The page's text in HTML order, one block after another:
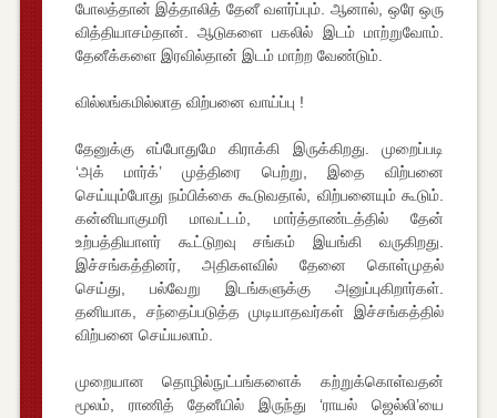
போலத்தான் இத்தாலித் தேனீ வளர்ப்பும். ஆனால், ஒரே ஒரு
வித்தியாசம்தான். ஆடுகளை பகலில் இடம் மாற்றுவோம்.
தேனீக்களை இரவில்தான் இடம் மாற்ற வேண்டும்.
வில்லங்கமில்லாத விற்பனை வாய்ப்பு !
தேனுக்கு எப்போதுமே கிராக்கி இருக்கிறது. முறைப்படி
‘அக் மார்க்’ முத்திரை பெற்று, இதை விற்பனை
செய்யும்போது நம்பிக்கை கூடுவதால், விற்பனையும் கூடும்.
கன்னியாகுமரி மாவட்டம், மார்த்தாண்டத்தில் தேன்
உற்பத்தியாளர் கூட்டுறவு சங்கம் இயங்கி வருகிறது.
இச்சங்கத்தினர், அதிகளவில் தேனை கொள்முதல்
செய்து, பல்வேறு இடங்களுக்கு அனுப்புகிறார்கள்.
தனியாக, சந்தைப்படுத்த முடியாதவர்கள் இச்சங்கத்தில்
விற்பனை செய்யலாம்.
முறையான தொழில்நுட்பங்களைக் கற்றுக்கொள்வதன்
மூலம், ராணித் தேனீயில் இருந்து ‘ராயல் ஜெல்லி’யை